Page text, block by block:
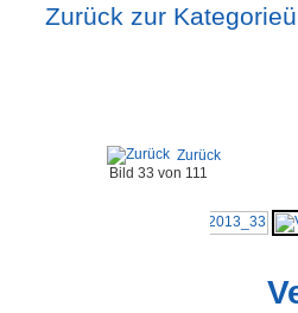
Zurück zur
Zurück
Bild 33 von 111